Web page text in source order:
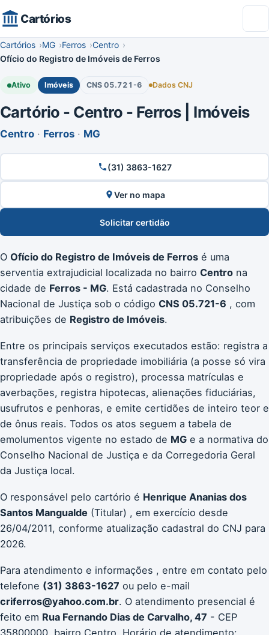
Cartórios
Cartórios MG Ferros
Centro
Ofício do Registro de Imóveis de Ferros
Ativo Imóveis CNS 05.721-6 Dados CNJ
Cartório - Centro - Ferros | Imóveis
Centro · Ferros · MG
(31) 3863-1627
Ver no mapa
Solicitar certidão
O Ofício do Registro de Imóveis de Ferros é uma
serventia extrajudicial localizada no bairro Centro na
cidade de Ferros - MG. Está cadastrada no Conselho
Nacional de Justiça sob o código CNS 05.721-6 , com
atribuições de Registro de Imóveis.
Entre os principais serviços executados estão: registra a
transferência de propriedade imobiliária (a posse só vira
propriedade após o registro), processa matrículas e
averbações, registra hipotecas, alienações fiduciárias,
usufrutos e penhoras, e emite certidões de inteiro teor e
de ônus reais. Todos os atos seguem a tabela de
emolumentos vigente no estado de MG e a normativa do
Conselho Nacional de Justiça e da Corregedoria Geral
da Justiça local.
O responsável pelo cartório é Henrique Ananias dos
Santos Mangualde (Titular) , em exercício desde
26/04/2011, conforme atualização cadastral do CNJ para
2026.
Para atendimento e informações , entre em contato pelo
telefone (31) 3863-1627 ou pelo e-mail
criferros@yahoo.com.br. O atendimento presencial é
feito em Rua Fernando Dias de Carvalho, 47 - CEP
35800000, bairro Centro. Horário de atendimento: